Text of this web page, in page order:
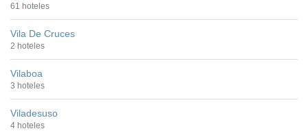
61 hoteles
Vila De Cruces
2 hoteles
Vilaboa
3 hoteles
Viladesuso
4 hoteles